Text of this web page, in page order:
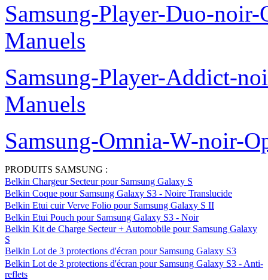
Samsung-Player-Duo-
Manuels
Samsung-Player-Addict-
Manuels
Samsung-Omnia-W-noir-
PRODUITS SAMSUNG :
Belkin Chargeur Secteur pour Samsung Galaxy S
Belkin Coque pour Samsung Galaxy S3 - Noire Translucide
Belkin Etui cuir Verve Folio pour Samsung Galaxy S II
Belkin Etui Pouch pour Samsung Galaxy S3 - Noir
Belkin Kit de Charge Secteur + Automobile pour Samsung Galaxy
S
Belkin Lot de 3 protections d'écran pour Samsung Galaxy S3
Belkin Lot de 3 protections d'écran pour Samsung Galaxy S3 - Anti-
reflets